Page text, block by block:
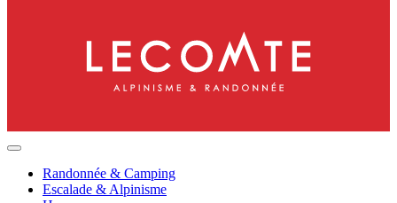
Randonnée & Camping
Escalade & Alpinisme